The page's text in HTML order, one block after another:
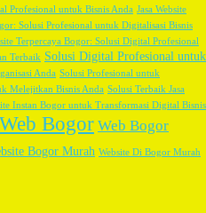
Profesional untuk Bisnis Anda Jasa Website
Solusi Profesional untuk Digitalisasi Bisnis
Terpercaya Bogor: Solusi Digital Profesional
Terbaik Solusi Digital Profesional untuk
Anda Solusi Profesional untuk
Melejitkan Bisnis Anda Solusi Terbaik Jasa
Instan Bogor untuk Transformasi Digital Bisnis
Web Bogor Web Bogor
Bogor Murah Website Di Bogor Murah